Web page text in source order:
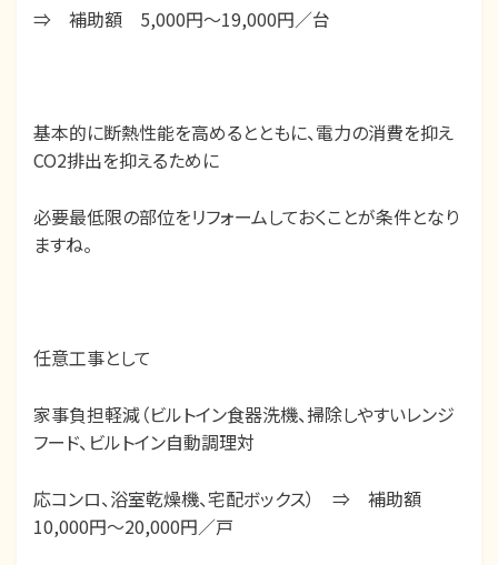
⇒ 補助額 5,000円～19,000円／台
基本的に断熱性能を高めるとともに、電力の消費を抑え
CO2排出を抑えるために
必要最低限の部位をリフォームしておくことが条件となり
ますね。
任意工事として
家事負担軽減（ビルトイン食器洗機、掃除しやすいレンジ
フード、ビルトイン自動調理対
応コンロ、浴室乾燥機、宅配ボックス） ⇒ 補助額
10,000円～20,000円／戸